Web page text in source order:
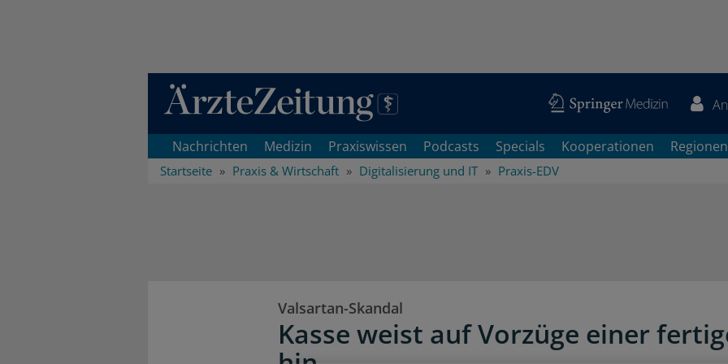
Direkt zum Inhaltsbereich
Nachrichten Medizin Praxiswissen Podcasts Specials Kooperationen Regionen
Startseite Praxis & Wirtschaft Digitalisierung und IT Praxis-EDV
Valsartan-Skandal
Kasse weist auf Vorzüge einer